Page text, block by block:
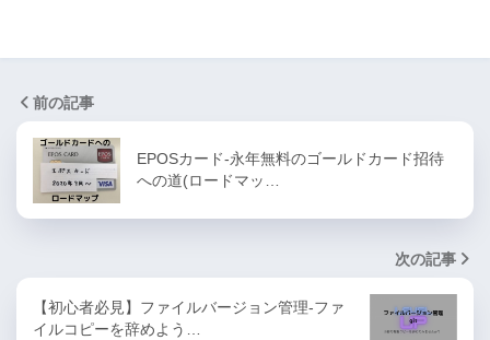
前の記事
EPOSカード-永年無料のゴールドカード招待
への道(ロードマッ…
次の記事
【初心者必見】ファイルバージョン管理-ファ
イルコピーを辞めよう…